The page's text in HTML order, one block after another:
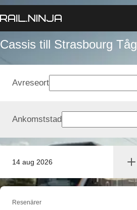
Cassis till Strasbourg Tåg
14 aug 2026
Avreseort
Ankomststad
Resenärer